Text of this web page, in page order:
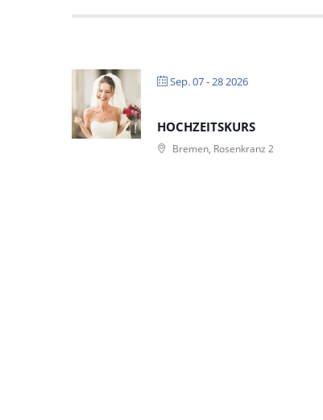
Sep. 07 - 28 2026
HOCHZEITSKURS
Bremen, Rosenkranz 2